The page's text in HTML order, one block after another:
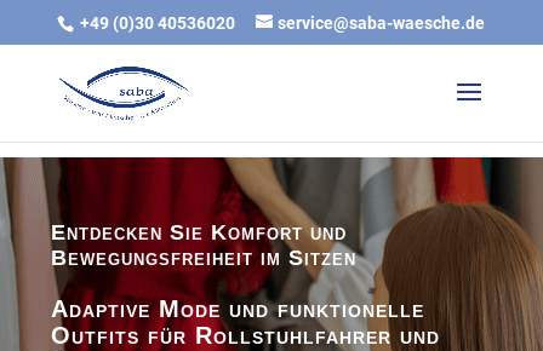
+49 (0)30 40536020 service@saba-waesche.de
Entdecken Sie Komfort und
Bewegungsfreiheit im Sitzen
Adaptive Mode und funktionelle
Outfits für Rollstuhlfahrer und